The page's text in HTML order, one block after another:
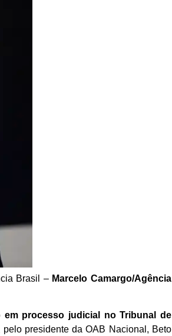
Brasil – Marcelo Camargo/Agência
processo judicial no Tribunal de
presidente da OAB Nacional, Beto